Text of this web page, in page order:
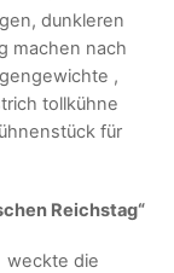
dunkleren
machen nach
,
tollkühne
für
Reichstag“
weckte die